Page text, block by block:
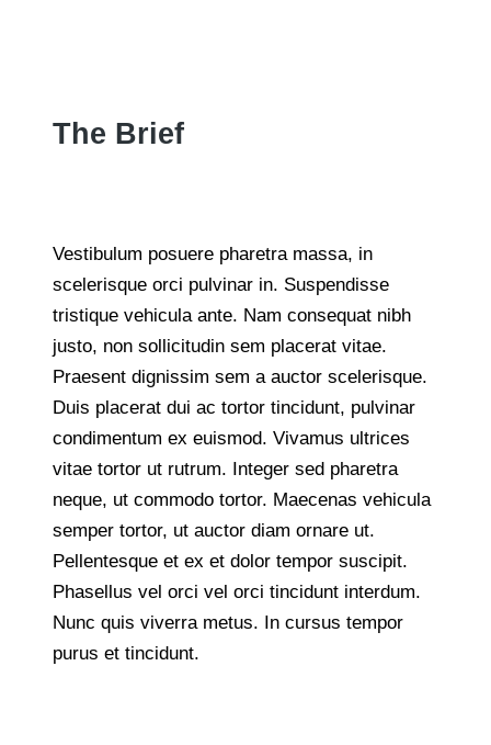
The Brief
Vestibulum posuere pharetra massa, in
scelerisque orci pulvinar in. Suspendisse
tristique vehicula ante. Nam consequat nibh
justo, non sollicitudin sem placerat vitae.
Praesent dignissim sem a auctor scelerisque.
Duis placerat dui ac tortor tincidunt, pulvinar
condimentum ex euismod. Vivamus ultrices
vitae tortor ut rutrum. Integer sed pharetra
neque, ut commodo tortor. Maecenas vehicula
semper tortor, ut auctor diam ornare ut.
Pellentesque et ex et dolor tempor suscipit.
Phasellus vel orci vel orci tincidunt interdum.
Nunc quis viverra metus. In cursus tempor
purus et tincidunt.